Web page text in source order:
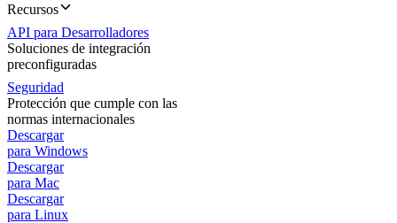
Recursos
API para Desarrolladores
Soluciones de integración
preconfiguradas
Seguridad
Protección que cumple con las
normas internacionales
Descargar
para Windows
Descargar
para Mac
Descargar
para Linux